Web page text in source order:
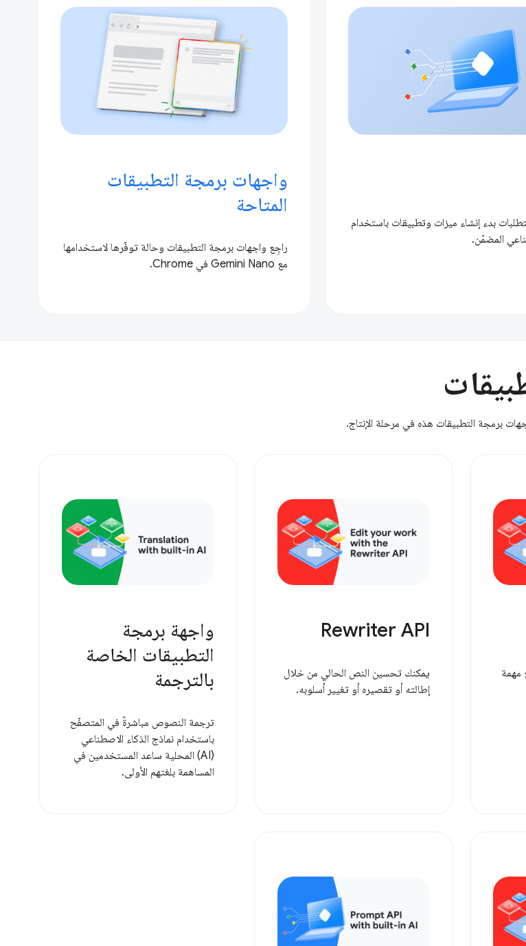
بدء إنشاء ميزات وتطبيقات باستخدام
المضمّن.
واجهات برمجة التطبيقات
المتاحة
راجِع واجهات برمجة التطبيقات وحالة توفّرها لاستخدامها
مع Gemini Nano في Chrome.
برمجة التطبيقات هذه في مرحلة الإنتاج.
مهمة
Rewriter API
يمكنك تحسين النص الحالي من خلال
إطالته أو تقصيره أو تغيير أسلوبه.
واجهة برمجة
التطبيقات الخاصة
بالترجمة
ترجمة النصوص مباشرةً في المتصفّح
باستخدام نماذج الذكاء الاصطناعي
(AI) المحلية ساعد المستخدمين في
المساهمة بلغتهم الأولى.